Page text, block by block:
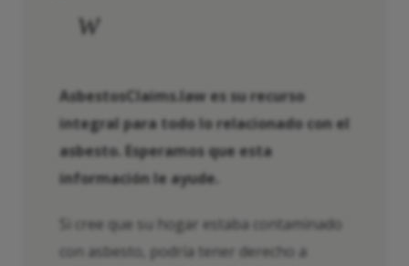
w
AsbestosClaims.law es su recurso
integral para todo lo relacionado con el
asbesto. Esperamos que esta
información le ayude.
Si cree que su hogar estaba contaminado
con asbesto, podría tener derecho a